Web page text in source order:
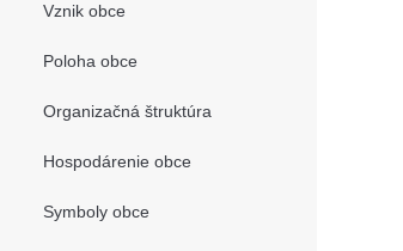
Vznik obce
Poloha obce
Organizačná štruktúra
Hospodárenie obce
Symboly obce